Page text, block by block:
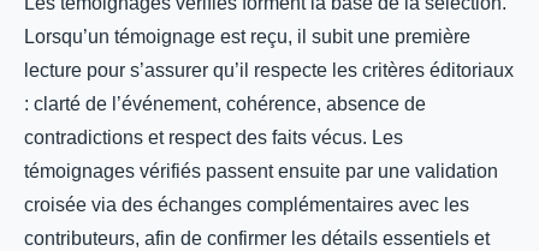
Lorsqu’un témoignage est reçu, il subit une première
lecture pour s’assurer qu’il respecte les critères éditoriaux
: clarté de l’événement, cohérence, absence de
contradictions et respect des faits vécus. Les
témoignages vérifiés passent ensuite par une validation
croisée via des échanges complémentaires avec les
contributeurs, afin de confirmer les détails essentiels et